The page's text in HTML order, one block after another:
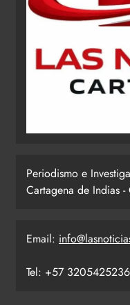
Periodismo e
Cartagena de Indias
Email:
Tel: +57 3205425236